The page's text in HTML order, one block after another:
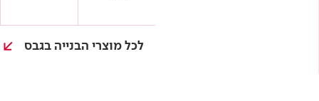
לכל מוצרי הבנייה בגבס